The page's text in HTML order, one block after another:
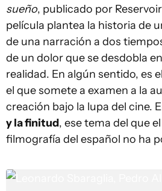
sueño, publicado por
película plantea la historia de
de una narración a dos
de un dolor que se desdobla
realidad. En algún sentido, es
el que somete a examen a la
creación bajo la lupa del cine.
y la finitud, ese tema del que
filmografía del español no ha